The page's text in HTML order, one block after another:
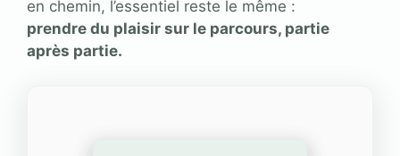
en chemin, l’essentiel reste le même :
prendre du plaisir sur le parcours, partie
après partie.